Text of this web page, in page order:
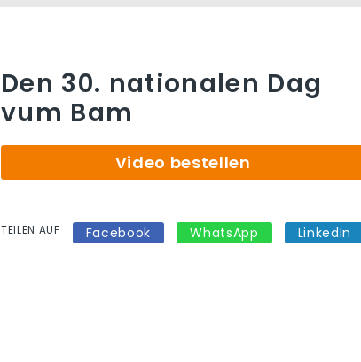
Den 30. nationalen Dag
vum Bam
Video bestellen
TEILEN AUF Facebook WhatsApp LinkedIn